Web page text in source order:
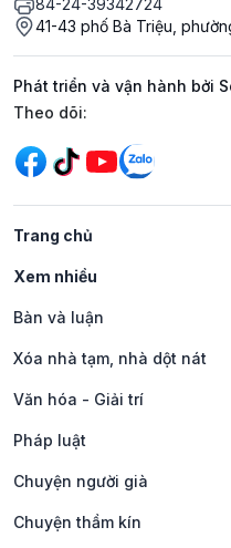
41-43 phố Bà Triệu,
Phát triển và vận hành bởi
Mạng xã hội
Theo dõi:
Trang chủ
Xem nhiều
Bàn và luận
Xóa nhà tạm, nhà dột nát
Văn hóa - Giải trí
Pháp luật
Chuyện người già
Chuyện thầm kín